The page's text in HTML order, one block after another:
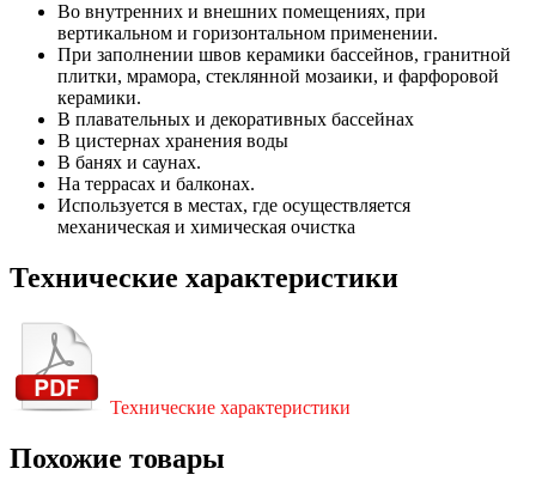
Во внутренних и внешних помещениях, при
вертикальном и горизонтальном применении.
При заполнении швов керамики бассейнов, гранитной
плитки, мрамора, стеклянной мозаики, и фарфоровой
керамики.
В плавательных и декоративных бассейнах
В цистернах хранения воды
В банях и саунах.
На террасах и балконах.
Используется в местах, где осуществляется
механическая и химическая очистка
Технические характеристики
Технические характеристики
Похожие товары